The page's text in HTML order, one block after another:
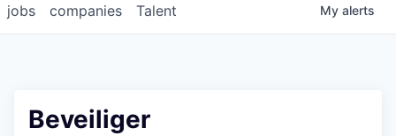
jobs companies Talent My alerts
Beveiliger